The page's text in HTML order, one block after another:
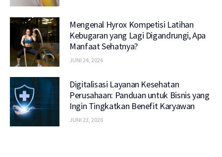
Mengenal Hyrox Kompetisi Latihan
Kebugaran yang Lagi Digandrungi, Apa
Manfaat Sehatnya?
JUNI 24, 2026
Digitalisasi Layanan Kesehatan
Perusahaan: Panduan untuk Bisnis yang
Ingin Tingkatkan Benefit Karyawan
JUNI 23, 2026